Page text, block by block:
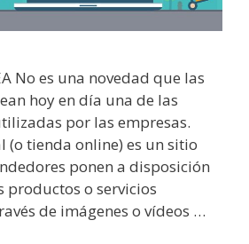
No es una novedad que las
hoy en día una de las
por las empresas.
(o tienda online) es un sitio
ponen a disposición
productos o servicios
de imágenes o vídeos …